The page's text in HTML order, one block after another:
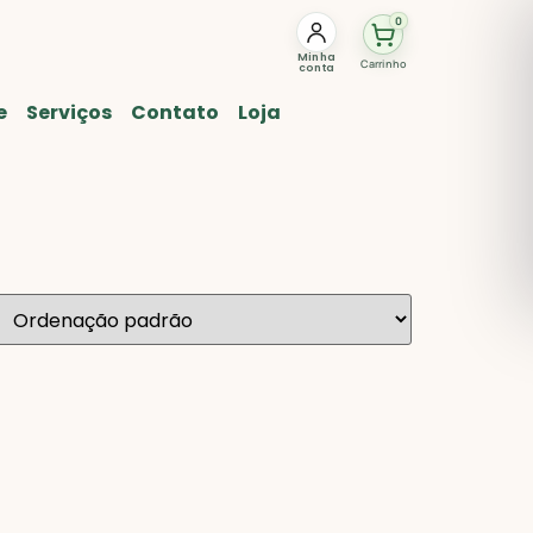
Minha
conta Carrinho
0
Serviços Contato Loja